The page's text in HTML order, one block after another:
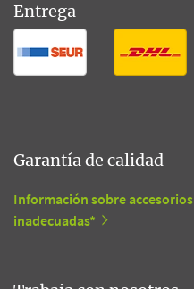
Entrega
Garantía de calidad
Información sobre
inadecuadas*